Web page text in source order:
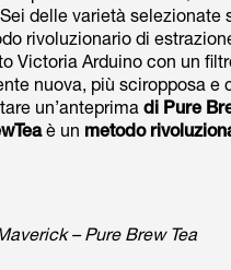
delle varietà selezionate
rivoluzionario di
Victoria Arduino con un
nuova, più sciropposa
un’anteprima di Pure
è un metodo
– Pure Brew Tea